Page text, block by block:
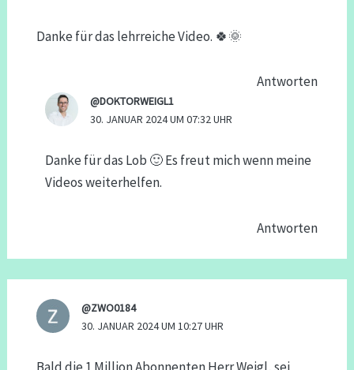
Danke für das lehrreiche Video. 🍀🌞
Antworten
@DOKTORWEIGL1
30. JANUAR 2024 UM 07:32 UHR
Danke für das Lob 🙂 Es freut mich wenn meine
Videos weiterhelfen.
Antworten
@ZWO0184
30. JANUAR 2024 UM 10:27 UHR